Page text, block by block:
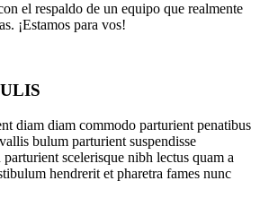
el respaldo de un equipo que realmente
¡Estamos para vos!
diam diam commodo parturient penatibus
bulum parturient suspendisse
scelerisque nibh lectus quam a
hendrerit et pharetra fames nunc